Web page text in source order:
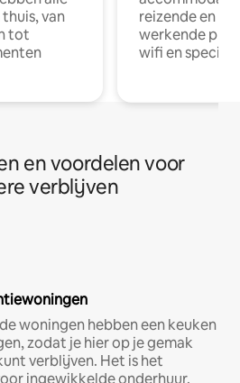
van
tot
reizende en
werkende
wifi en
en voordelen voor
verblijven
woningen hebben een keuken
zodat je hier op je gemak
verblijven. Het is het
ingewikkelde onderhuur.